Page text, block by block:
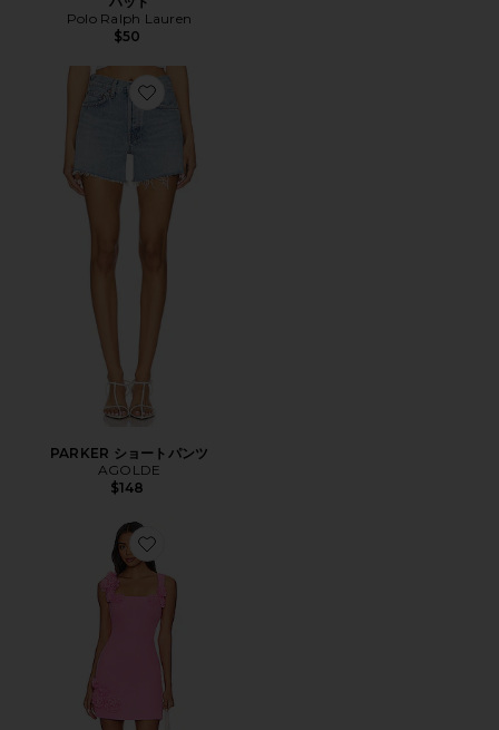
Polo Ralph Lauren
$50
Favorite PARKER ショートパンツ
PARKER ショートパンツ
AGOLDE
$148
Favorite TROMPE ミニドレス